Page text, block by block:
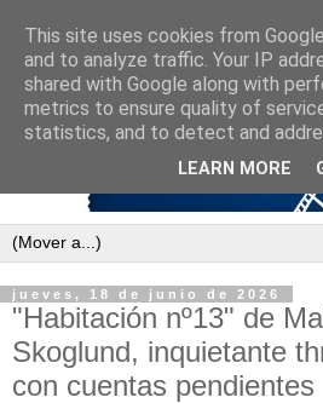
jueves, 18 de junio de 2026
"Habitación nº13" de
Skoglund, inquietante
con cuentas pendientes
This site uses cookies from
and to analyze traffic. Your IP
shared with Google along with
metrics to ensure quality of
statistics, and to detect and
LEARN MORE